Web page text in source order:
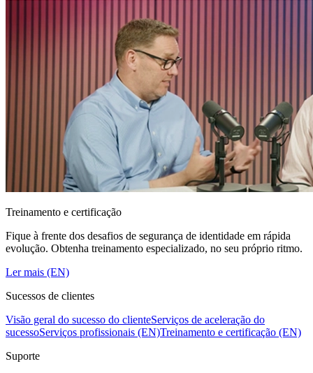
Treinamento e certificação
Fique à frente dos desafios de segurança de identidade em rápida
evolução. Obtenha treinamento especializado, no seu próprio ritmo.
Ler mais (EN)
Sucessos de clientes
Visão geral do sucesso do clienteServiços de aceleração do
sucessoServiços profissionais (EN)Treinamento e certificação (EN)
Suporte